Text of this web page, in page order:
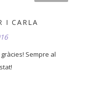
I CARLA
Sempre al